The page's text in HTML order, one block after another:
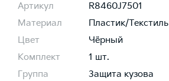
Артикул
R8460J7501
Материал
Пластик/Текстиль
Цвет
Чёрный
Комплект
1 шт.
Группа
Защита кузова